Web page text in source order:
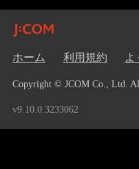
ホーム 利用規約 よ
Copyright © JCOM Co., Ltd. All
v9.10.0.3233062